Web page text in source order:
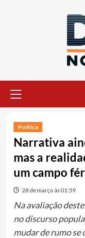
principal
Política
Narrativa
mas a
um campo
28 de março às 01:59
Na avaliação
no discurso
mudar de rumo se